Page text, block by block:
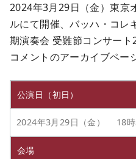
2024年3月29日（金）東京
ルにて開催、バッハ・コレ
期演奏会 受難節コンサー
コメントのアーカイブペー
公演日（初日）
2024年3月29日（金） 18時
会場